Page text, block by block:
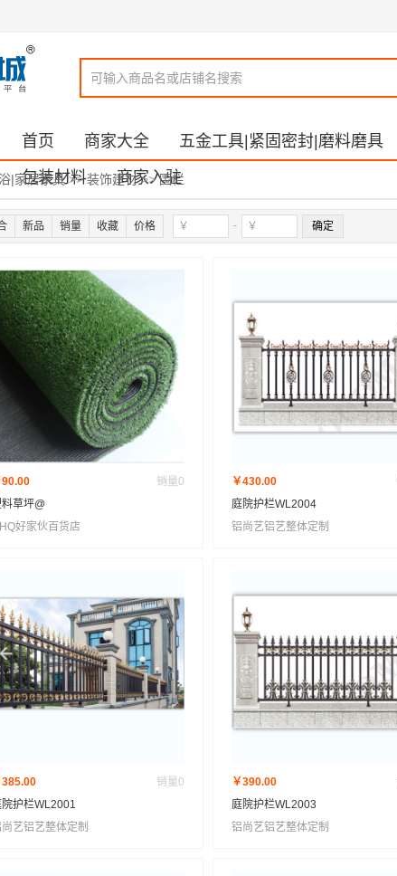
首页 商家大全 五金工具|紧固密封|磨料磨具
包装材料
商家入驻
|家居家具>>装饰建材>>围栏
新品 销量 收藏 价格 - 确定
90.00 销量0
草坪@
好家伙百货店
￥430.00
庭院护栏WL2004
铝尚艺铝艺整体定制
385.00 销量0
护栏WL2001
艺铝艺整体定制
￥390.00
庭院护栏WL2003
铝尚艺铝艺整体定制